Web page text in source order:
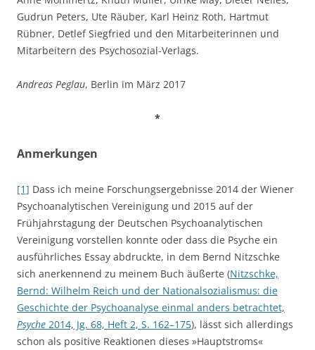
Gudrun Peters, Ute Räuber, Karl Heinz Roth, Hartmut
Rübner, Detlef Siegfried und den Mitarbeiterinnen und
Mitarbeitern des Psychosozial-Verlags.
Andreas Peglau, Berlin im März 2017
*
Anmerkungen
[1] Dass ich meine Forschungsergebnisse 2014 der Wiener
Psychoanalytischen Vereinigung und 2015 auf der
Frühjahrstagung der Deutschen Psychoanalytischen
Vereinigung vorstellen konnte oder dass die Psyche ein
ausführliches Essay abdruckte, in dem Bernd Nitzschke
sich anerkennend zu meinem Buch äußerte (Nitzschke,
Bernd: Wilhelm Reich und der Nationalsozialismus: die
Geschichte der Psychoanalyse einmal anders betrachtet,
Psyche 2014, Jg. 68, Heft 2, S. 162–175), lässt sich allerdings
schon als positive Reaktionen dieses »Hauptstroms«